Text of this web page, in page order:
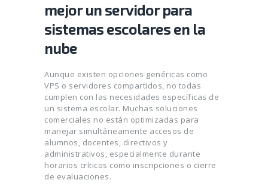
mejor un servidor para
sistemas escolares en la
nube
Aunque existen opciones genéricas como
VPS o servidores compartidos, no todas
cumplen con las necesidades específicas de
un sistema escolar. Muchas soluciones
comerciales no están optimizadas para
manejar simultáneamente accesos de
alumnos, docentes, directivos y
administrativos, especialmente durante
horarios críticos como inscripciones o cierre
de evaluaciones.